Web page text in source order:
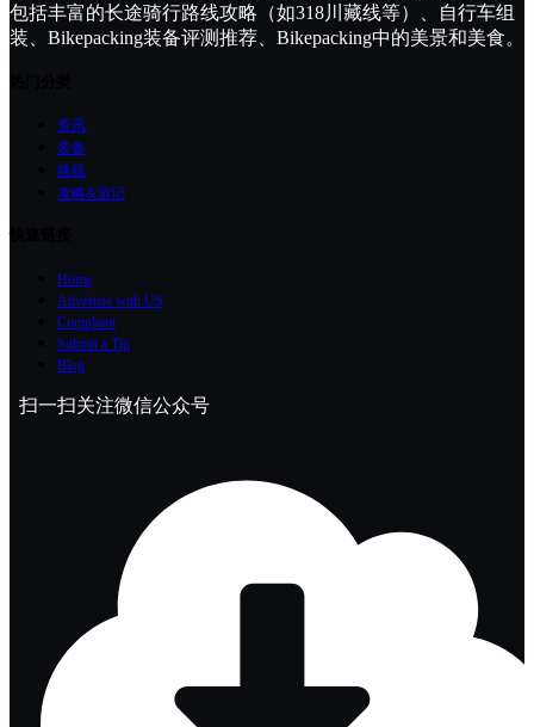
包括丰富的长途骑行路线攻略（如318川藏线等）、自行车组
装、Bikepacking装备评测推荐、Bikepacking中的美景和美食。
资讯
装备
路线
攻略&游记
Home
Advertise with US
Complaint
Submit a Tip
Blog
扫一扫关注微信公众号